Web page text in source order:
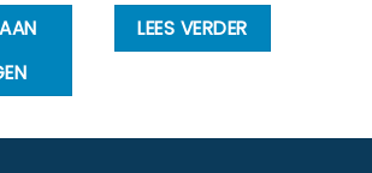
LEES VERDER